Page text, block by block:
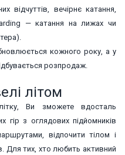
відчуттів, вечірнє катання,
— катання на лижах чи
кожного року, а у
розпродаж.
літом
Ви зможете вдосталь
гір з оглядових підйомників
відпочити тілом і
Для тих, хто любить активний